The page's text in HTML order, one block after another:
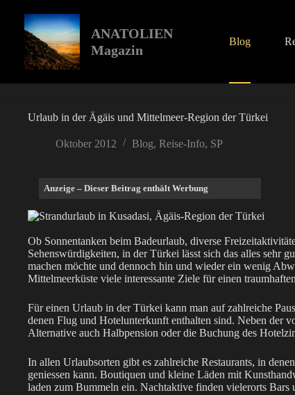
springen
ANATOLIEN
Magazin
Blog
Urlaub in der Ägäis und Mittelmeer-Region der Türkei
Oktober 2012 Blog, Reise-Info, SP
Anzeige – Dieser Beitrag enthält Werbung
Ob Sonnentanken beim Badeurlaub, diverse
Sehenswürdigkeiten, in der Türkei lässt sich das alles sehr
machen möchte und dennoch hin und wieder ein wenig
Mittelmeerküste viele interessante Ziele für einen
Für einen Urlaub in der Türkei kann man auf zahlreiche
denen Flug und Hotelunterkunft enthalten sind. Neben der
Alternative auch Halbpension oder die Buchung des
In allen Urlaubsorten gibt es zahlreiche Restaurants, in
geniessen kann. Boutiquen und kleine Läden mit
laden zum Bummeln ein. Nachtaktive finden vielerorts Bars